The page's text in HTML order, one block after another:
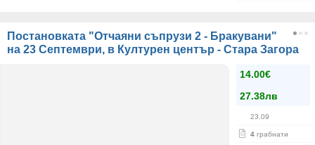
Постановката "Отчаяни съпрузи 2 - Бракувани"
на 23 Септември, в Културен център - Стара Загора
14.00€
27.38лв
23.09
4 грабнати